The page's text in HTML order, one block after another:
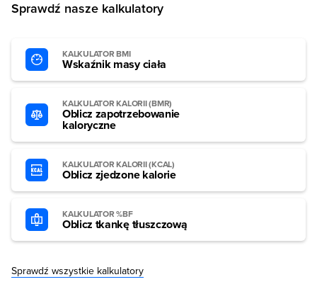
Sprawdź nasze kalkulatory
KALKULATOR BMI
Wskaźnik masy ciała
KALKULATOR KALORII (BMR)
Oblicz zapotrzebowanie
kaloryczne
KALKULATOR KALORII (KCAL)
Oblicz zjedzone kalorie
KALKULATOR %BF
Oblicz tkankę tłuszczową
Sprawdź wszystkie kalkulatory